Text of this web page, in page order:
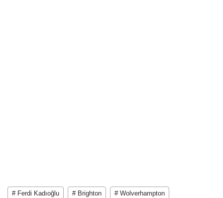
# Ferdi Kadıoğlu # Brighton # Wolverhampton